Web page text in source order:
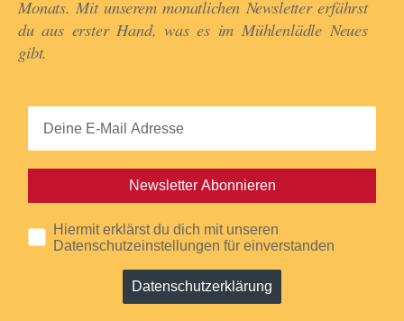
Monats. Mit unserem monatlichen Newsletter erfährst
du aus erster Hand, was es im Mühlenlädle Neues
gibt.​
Newsletter Abonnieren
Hiermit erklärst du dich mit unseren
Datenschutzeinstellungen für einverstanden
Datenschutzerklärung